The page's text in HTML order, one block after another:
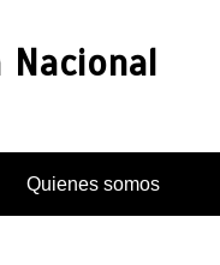
Nacional
Quienes somos